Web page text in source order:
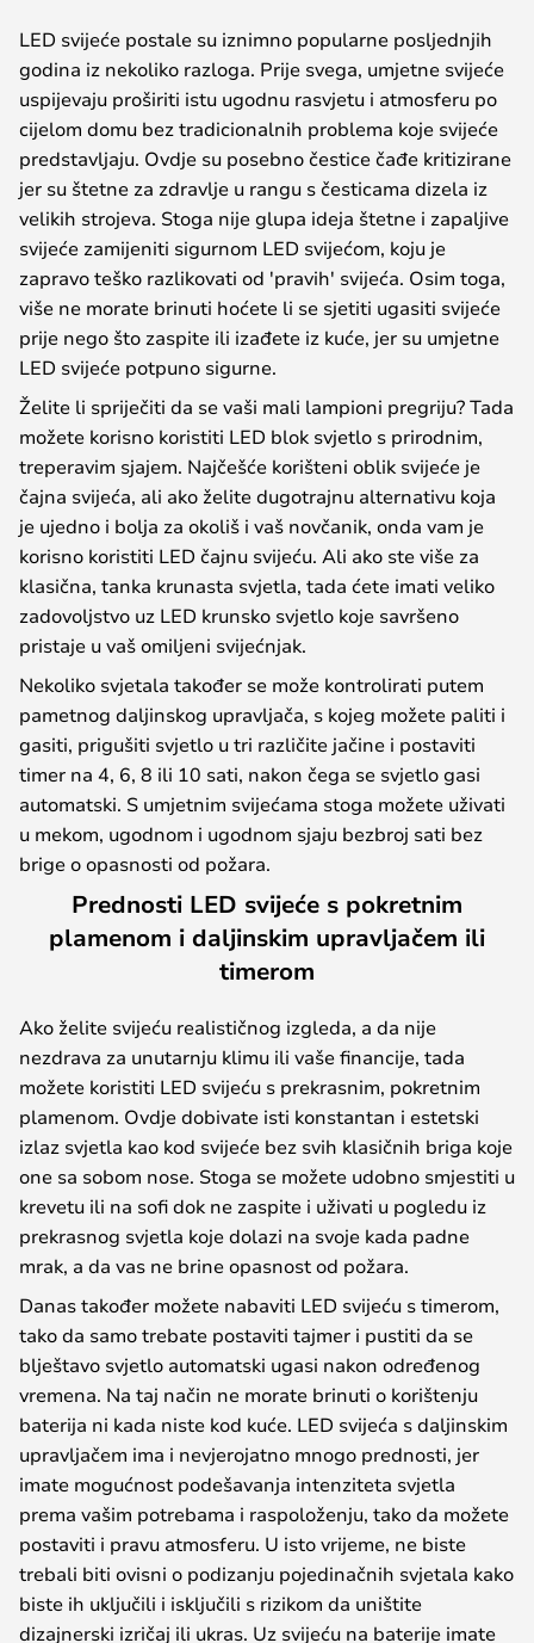
LED svijeće postale su iznimno popularne posljednjih
godina iz nekoliko razloga. Prije svega, umjetne svijeće
uspijevaju proširiti istu ugodnu rasvjetu i atmosferu po
cijelom domu bez tradicionalnih problema koje svijeće
predstavljaju. Ovdje su posebno čestice čađe kritizirane
jer su štetne za zdravlje u rangu s česticama dizela iz
velikih strojeva. Stoga nije glupa ideja štetne i zapaljive
svijeće zamijeniti sigurnom LED svijećom, koju je
zapravo teško razlikovati od 'pravih' svijeća. Osim toga,
više ne morate brinuti hoćete li se sjetiti ugasiti svijeće
prije nego što zaspite ili izađete iz kuće, jer su umjetne
LED svijeće potpuno sigurne.
Želite li spriječiti da se vaši mali lampioni pregriju? Tada
možete korisno koristiti LED blok svjetlo s prirodnim,
treperavim sjajem. Najčešće korišteni oblik svijeće je
čajna svijeća, ali ako želite dugotrajnu alternativu koja
je ujedno i bolja za okoliš i vaš novčanik, onda vam je
korisno koristiti LED čajnu svijeću. Ali ako ste više za
klasična, tanka krunasta svjetla, tada ćete imati veliko
zadovoljstvo uz LED krunsko svjetlo koje savršeno
pristaje u vaš omiljeni svijećnjak.
Nekoliko svjetala također se može kontrolirati putem
pametnog daljinskog upravljača, s kojeg možete paliti i
gasiti, prigušiti svjetlo u tri različite jačine i postaviti
timer na 4, 6, 8 ili 10 sati, nakon čega se svjetlo gasi
automatski. S umjetnim svijećama stoga možete uživati
u mekom, ugodnom i ugodnom sjaju bezbroj sati bez
brige o opasnosti od požara.
Prednosti LED svijeće s pokretnim
plamenom i daljinskim upravljačem ili
timerom
Ako želite svijeću realističnog izgleda, a da nije
nezdrava za unutarnju klimu ili vaše financije, tada
možete koristiti LED svijeću s prekrasnim, pokretnim
plamenom. Ovdje dobivate isti konstantan i estetski
izlaz svjetla kao kod svijeće bez svih klasičnih briga koje
one sa sobom nose. Stoga se možete udobno smjestiti u
krevetu ili na sofi dok ne zaspite i uživati u pogledu iz
prekrasnog svjetla koje dolazi na svoje kada padne
mrak, a da vas ne brine opasnost od požara.
Danas također možete nabaviti LED svijeću s timerom,
tako da samo trebate postaviti tajmer i pustiti da se
blještavo svjetlo automatski ugasi nakon određenog
vremena. Na taj način ne morate brinuti o korištenju
baterija ni kada niste kod kuće. LED svijeća s daljinskim
upravljačem ima i nevjerojatno mnogo prednosti, jer
imate mogućnost podešavanja intenziteta svjetla
prema vašim potrebama i raspoloženju, tako da možete
postaviti i pravu atmosferu. U isto vrijeme, ne biste
trebali biti ovisni o podizanju pojedinačnih svjetala kako
biste ih uključili i isključili s rizikom da uništite
dizajnerski izričaj ili ukras. Uz svijeću na baterije imate